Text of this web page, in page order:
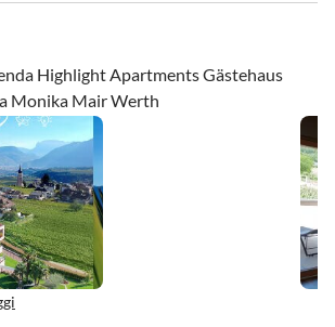
Highlight Apartments Gästehaus
Monika Mair Werth